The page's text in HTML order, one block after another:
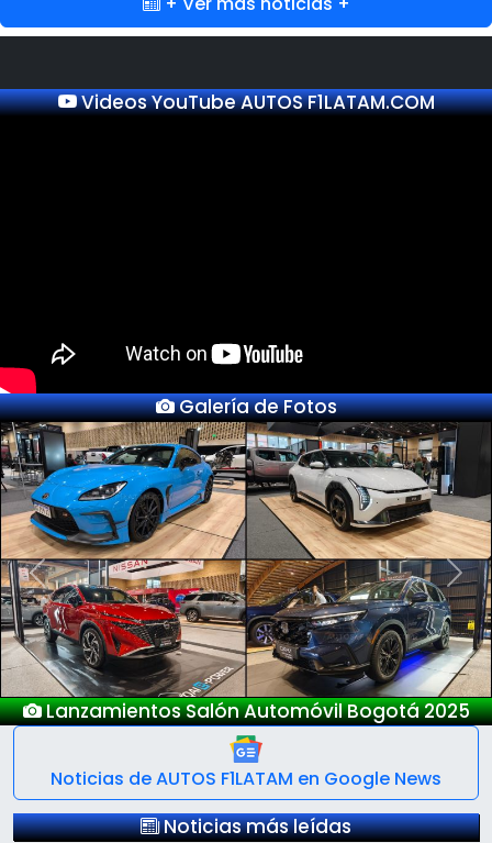
Videos YouTube AUTOS F1LATAM.COM
Galería de Fotos
Lanzamientos Salón Automóvil Bogotá 2025
Previous Next
Noticias de AUTOS F1LATAM en Google News
Noticias más leídas